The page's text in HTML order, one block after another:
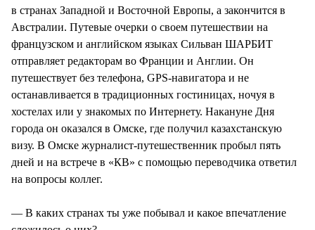
в странах Западной и Восточной Европы, а закончится в
Австралии. Путевые очерки о своем путешествии на
французском и английском языках Сильван ШАРБИТ
отправляет редакторам во Франции и Англии. Он
путешествует без телефона, GPS-навигатора и не
останавливается в традиционных гостиницах, ночуя в
хостелах или у знакомых по Интернету. Накануне Дня
города он оказался в Омске, где получил казахстанскую
визу. В Омске журналист-путешественник пробыл пять
дней и на встрече в «КВ» с помощью переводчика ответил
на вопросы коллег.
— В каких странах ты уже побывал и какое впечатление